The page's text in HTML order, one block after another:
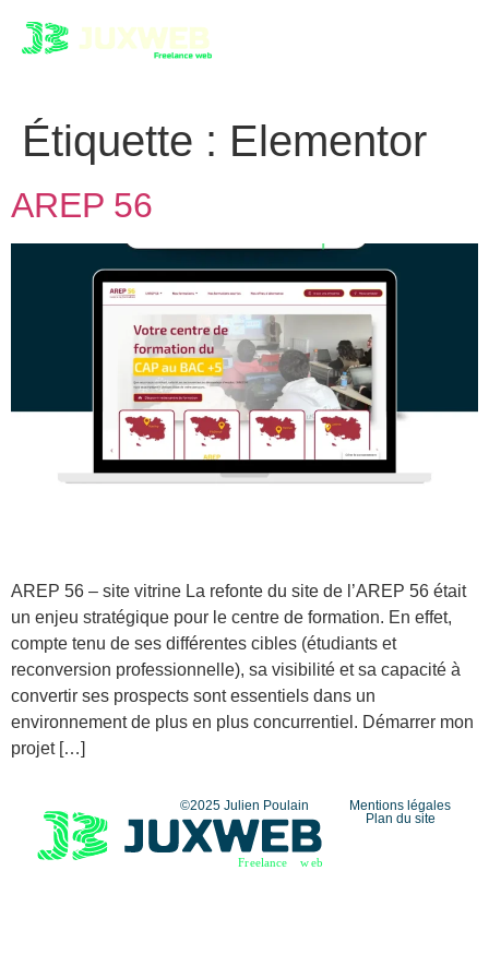
Étiquette : Elementor
AREP 56
AREP 56 – site vitrine La refonte du site de l’AREP 56 était
un enjeu stratégique pour le centre de formation. En effet,
compte tenu de ses différentes cibles (étudiants et
reconversion professionnelle), sa visibilité et sa capacité à
convertir ses prospects sont essentiels dans un
environnement de plus en plus concurrentiel. Démarrer mon
projet […]
©2025 Julien Poulain
Freelance web
Mentions légales
Plan du site